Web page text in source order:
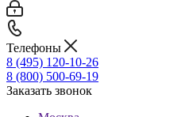
Телефоны
8 (495) 120-10-26
8 (800) 500-69-19
Заказать звонок